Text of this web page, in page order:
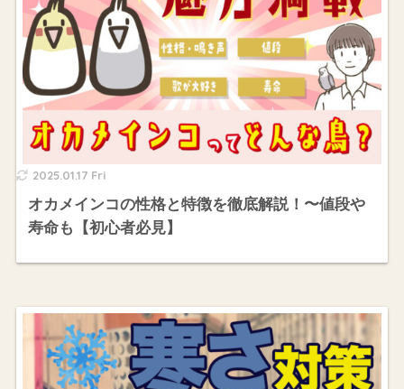
2025.01.17 Fri
オカメインコの性格と特徴を徹底解説！〜値段や
寿命も【初心者必見】